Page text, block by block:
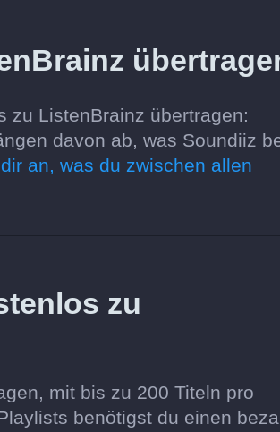
zu ListenBrainz übertragen:
davon ab, was Soundiiz
an, was du zwischen allen
zu
mit bis zu 200 Titeln pro
benötigst du einen